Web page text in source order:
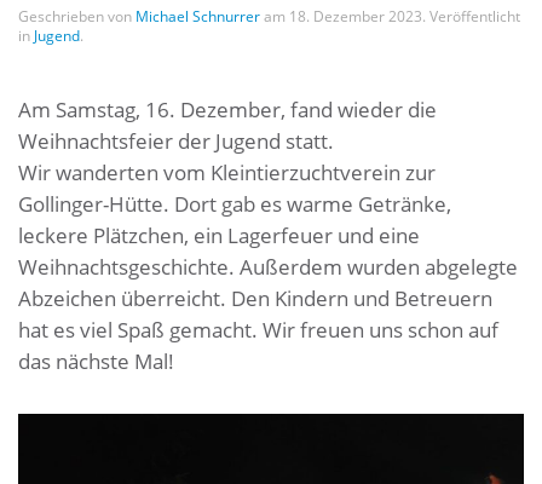
Geschrieben von Michael Schnurreram 18. Dezember 2023. Veröffentlicht
in Jugend.
Am Samstag, 16. Dezember, fand wieder die
Weihnachtsfeier der Jugend statt.
Wir wanderten vom Kleintierzuchtverein zur
Gollinger-Hütte. Dort gab es warme Getränke,
leckere Plätzchen, ein Lagerfeuer und eine
Weihnachtsgeschichte. Außerdem wurden abgelegte
Abzeichen überreicht. Den Kindern und Betreuern
hat es viel Spaß gemacht. Wir freuen uns schon auf
das nächste Mal!